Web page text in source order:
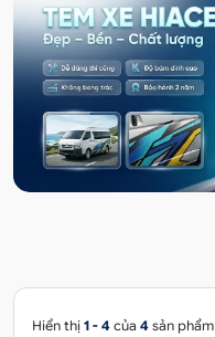
Hiển thị 1 - 4 của 4 sản phẩm